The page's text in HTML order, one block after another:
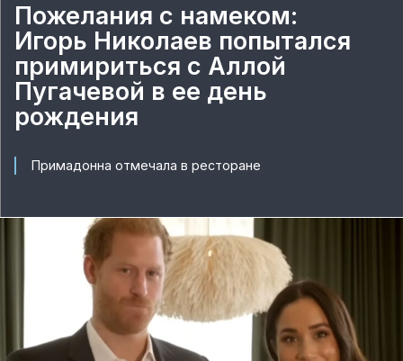
Пожелания с намеком:
Игорь Николаев попытался
примириться с Аллой
Пугачевой в ее день
рождения
Примадонна отмечала в ресторане